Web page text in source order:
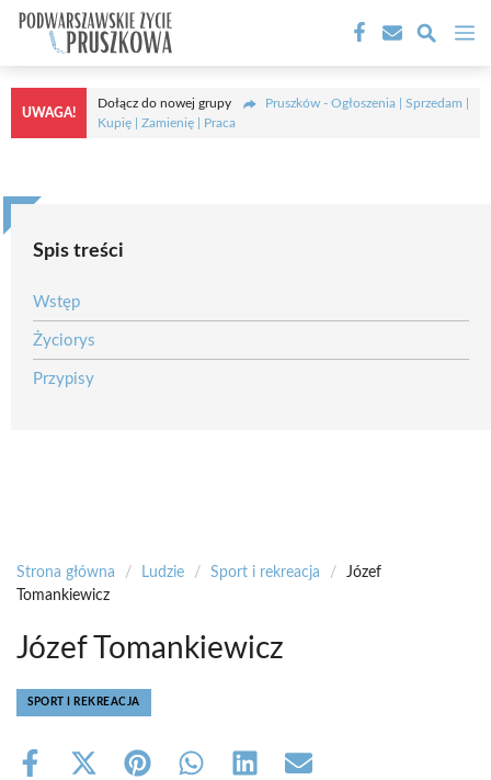
Przejdź
treści
UWAGA!
Dołącz do nowej grupy
Pruszków - Ogłoszenia | Sprzedam |
Kupię | Zamienię | Praca
Spis treści
Wstęp
Życiorys
Przypisy
Strona główna / Ludzie / Sport i rekreacja /
Józef
Tomankiewicz
Józef Tomankiewicz
SPORT I REKREACJA
Share
Share Share Share Share Share